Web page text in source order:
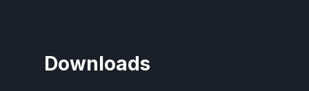
Downloads